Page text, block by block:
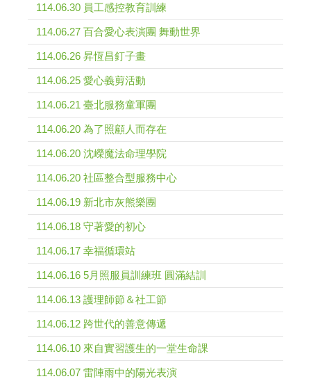
114.06.30 員工感控教育訓練
114.06.27 百合愛心表演團 舞動世界
114.06.26 昇恆昌釘子畫
114.06.25 愛心義剪活動
114.06.21 臺北服務童軍團
114.06.20 為了照顧人而存在
114.06.20 沈嶸魔法命理學院
114.06.20 社區整合型服務中心
114.06.19 新北市灰熊樂團
114.06.18 守著愛的初心
114.06.17 幸福循環站
114.06.16 5月照服員訓練班 圓滿結訓
114.06.13 護理師節＆社工節
114.06.12 跨世代的善意傳遞
114.06.10 來自實習護生的一堂生命課
114.06.07 雷陣雨中的陽光表演